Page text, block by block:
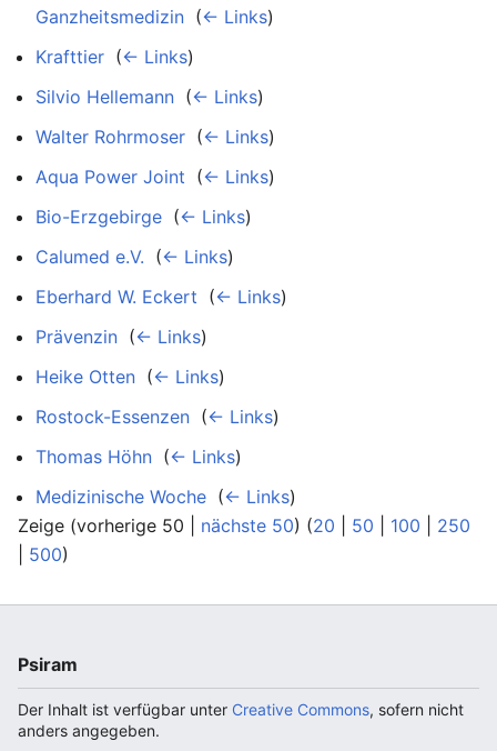
Ganzheitsmedizin (← Links)
Krafttier (← Links)
Silvio Hellemann (← Links)
Walter Rohrmoser (← Links)
Aqua Power Joint (← Links)
Bio-Erzgebirge (← Links)
Calumed e.V. (← Links)
Eberhard W. Eckert (← Links)
Prävenzin (← Links)
Heike Otten (← Links)
Rostock-Essenzen (← Links)
Thomas Höhn (← Links)
Medizinische Woche (← Links)
Zeige (vorherige 50 | nächste 50) (20 50 100
250
500)
Psiram
Der Inhalt ist verfügbar unter Creative Commons, sofern nicht
anders angegeben.